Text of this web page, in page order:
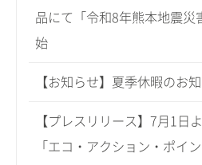
品にて「令和8年熊本地震災
始
【お知らせ】夏季休暇のお
【プレスリリース】7月1日
「エコ・アクション・ポイ